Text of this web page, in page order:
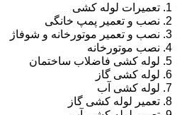
تعمیرات لوله کشی
نصب و تعمیر پمپ خانگی
نصب و تعمیر موتورخانه و شوفاژ
نصب موتورخانه
لوله کشی فاضلاب ساختمان
لوله کشی گاز
لوله کشی آب
تعمیر لوله کشی گاز